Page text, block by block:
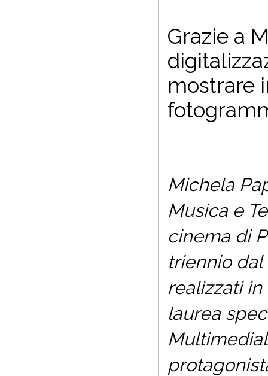
Grazie a
mostrare
Michela
Musica e
cinema di
triennio
realizzati
laurea